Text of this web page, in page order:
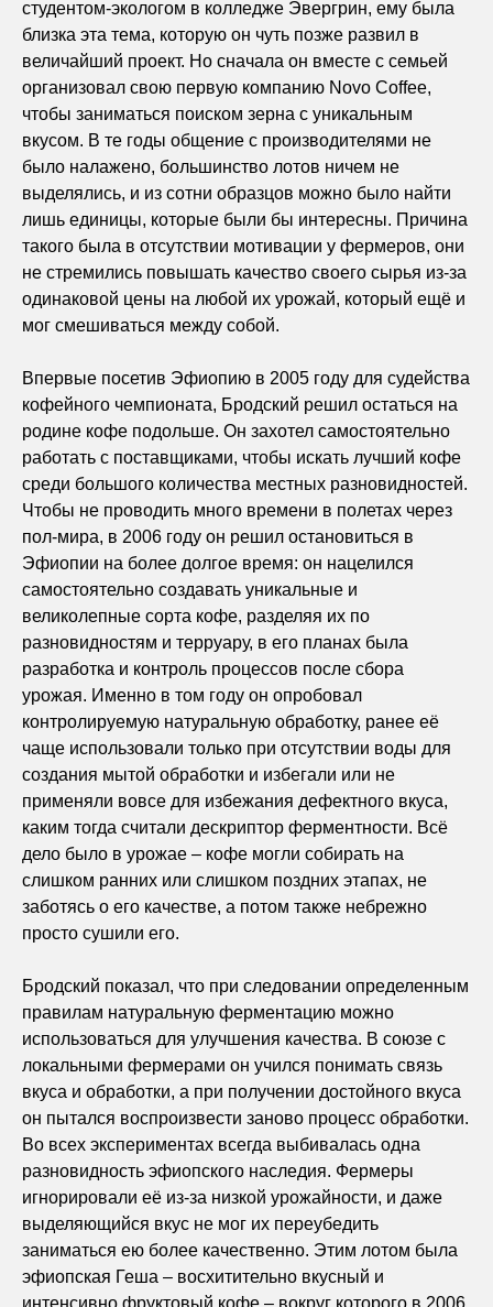
студентом-экологом в колледже Эвергрин, ему была
близка эта тема, которую он чуть позже развил в
величайший проект. Но сначала он вместе с семьей
организовал свою первую компанию Novo Coffee,
чтобы заниматься поиском зерна с уникальным
вкусом. В те годы общение с производителями не
было налажено, большинство лотов ничем не
выделялись, и из сотни образцов можно было найти
лишь единицы, которые были бы интересны. Причина
такого была в отсутствии мотивации у фермеров, они
не стремились повышать качество своего сырья из-за
одинаковой цены на любой их урожай, который ещё и
мог смешиваться между собой.
Впервые посетив Эфиопию в 2005 году для судейства
кофейного чемпионата, Бродский решил остаться на
родине кофе подольше. Он захотел самостоятельно
работать с поставщиками, чтобы искать лучший кофе
среди большого количества местных разновидностей.
Чтобы не проводить много времени в полетах через
пол-мира, в 2006 году он решил остановиться в
Эфиопии на более долгое время: он нацелился
самостоятельно создавать уникальные и
великолепные сорта кофе, разделяя их по
разновидностям и терруару, в его планах была
разработка и контроль процессов после сбора
урожая. Именно в том году он опробовал
контролируемую натуральную обработку, ранее её
чаще использовали только при отсутствии воды для
создания мытой обработки и избегали или не
применяли вовсе для избежания дефектного вкуса,
каким тогда считали дескриптор ферментности. Всё
дело было в урожае – кофе могли собирать на
слишком ранних или слишком поздних этапах, не
заботясь о его качестве, а потом также небрежно
просто сушили его.
Бродский показал, что при следовании определенным
правилам натуральную ферментацию можно
использоваться для улучшения качества. В союзе с
локальными фермерами он учился понимать связь
вкуса и обработки, а при получении достойного вкуса
он пытался воспроизвести заново процесс обработки.
Во всех экспериментах всегда выбивалась одна
разновидность эфиопского наследия. Фермеры
игнорировали её из-за низкой урожайности, и даже
выделяющийся вкус не мог их переубедить
заниматься ею более качественно. Этим лотом была
эфиопская Геша – восхитительно вкусный и